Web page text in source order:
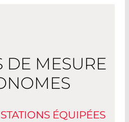
DE MESURE
ÉQUIPÉES